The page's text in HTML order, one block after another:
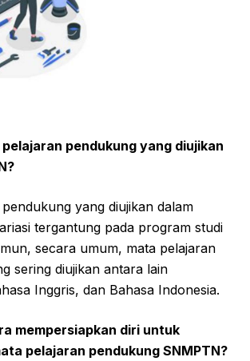
pendukung yang diujikan
yang diujikan dalam
tergantung pada program studi
secara umum, mata pelajaran
sering diujikan antara lain
Inggris, dan Bahasa Indonesia.
mempersiapkan diri untuk
pelajaran pendukung SNMPTN?